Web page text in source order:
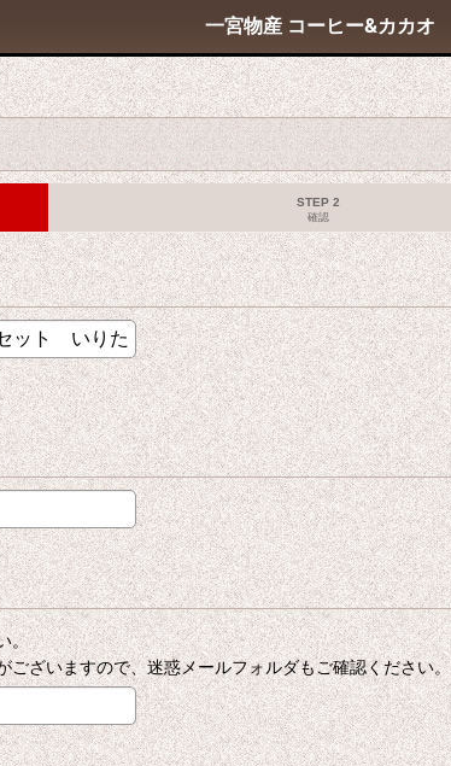
一宮物産 コーヒー&カカオ
STEP 2
確認
。
ざいますので、迷惑メールフォルダもご確認ください。